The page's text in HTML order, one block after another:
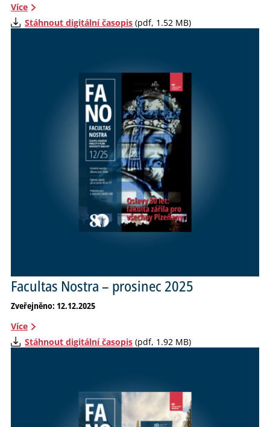
Více
Stáhnout digitální časopis (pdf, 1.52 MB)
Facultas Nostra – prosinec 2025
Zveřejněno: 12.12.2025
Více
Stáhnout digitální časopis (pdf, 1.92 MB)